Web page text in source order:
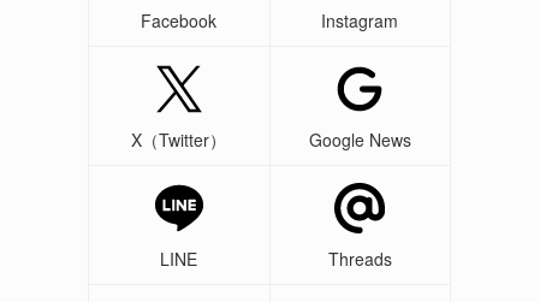
Facebook Instagram
X（Twitter） Google News
LINE Threads